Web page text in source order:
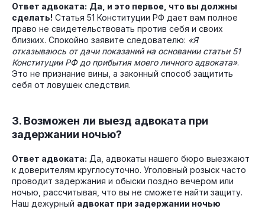
Ответ адвоката: Да, и это первое, что вы должны
сделать! Статья 51 Конституции РФ дает вам полное
право не свидетельствовать против себя и своих
близких. Спокойно заявите следователю: «Я
отказываюсь от дачи показаний на основании статьи 51
Конституции РФ до прибытия моего личного адвоката».
Это не признание вины, а законный способ защитить
себя от ловушек следствия.
3. Возможен ли выезд адвоката при
задержании ночью?
Ответ адвоката: Да, адвокаты нашего бюро выезжают
к доверителям круглосуточно. Уголовный розыск часто
проводит задержания и обыски поздно вечером или
ночью, рассчитывая, что вы не сможете найти защиту.
Наш дежурный адвокат при задержании ночью